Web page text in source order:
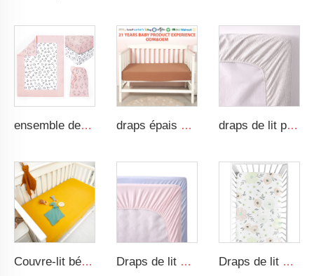
ensemble de 3 pièces pour nursery bébé, couette douce rose, 2 draps-housse pour lit de bébé, ensemble de literie en microfibres pour filles draps épais en museline 100 % coton pour bébé, doux et respirant draps de lit pour bébé 100 % organiques, drap housse en coton peigné imprimé et respirant
Couvre-lit bébé en coton museline neutre, drap housse uni pour lit de bébé Draps de lit pour bébé en bambou personnalisés, draps en coton biologique Draps de lit pour bébé en coton 100% avec motifs floraux et cartoonesques sombres, taille ajustable